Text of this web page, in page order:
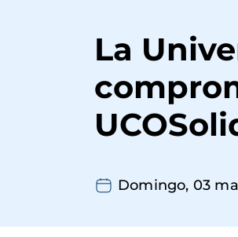
navegación
La
Domingo, 03